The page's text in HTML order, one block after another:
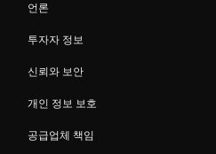
언론
투자자 정보
신뢰와 보안
개인 정보 보호
공급업체 책임